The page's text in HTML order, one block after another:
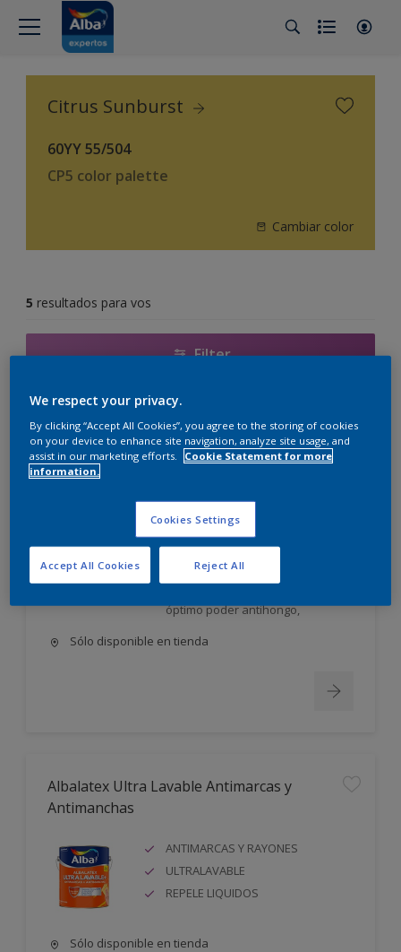
Citrus Sunburst
60YY 55/504
CP5 color palette
Cambiar color
5 resultados para vos
Filter
Albalatex Extra Mate
Látex interior mate. Su exclusiva
mercado, utiliza la tecnología más
moderna en desarrollo y
elaboración de pinturas;
permite obtener un producto: Con
excelente poder cubriente,
óptimo poder antihongo,
Sólo disponible en tienda
Albalatex Ultra Lavable Antimarcas y
Antimanchas
ANTIMARCAS Y RAYONES
ULTRALAVABLE
REPELE LIQUIDOS
Sólo disponible en tienda
We respect your privacy.
By clicking “Accept All Cookies”, you agree to the storing of cookies
on your device to enhance site navigation, analyze site usage, and
assist in our marketing efforts. Cookie Statement for more
information.
Cookies Settings
Reject All
Accept All Cookies